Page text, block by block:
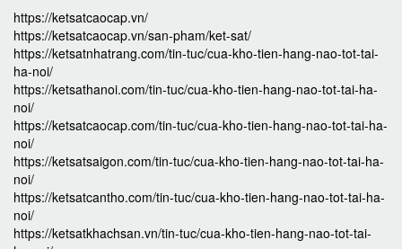
https://ketsatcaocap.vn/
https://ketsatcaocap.vn/san-pham/ket-sat/
https://ketsatnhatrang.com/tin-tuc/cua-kho-tien-hang-nao-tot-tai-
ha-noi/
https://ketsathanoi.com/tin-tuc/cua-kho-tien-hang-nao-tot-tai-ha-
noi/
https://ketsatcaocap.com/tin-tuc/cua-kho-tien-hang-nao-tot-tai-ha-
noi/
https://ketsatsaigon.com/tin-tuc/cua-kho-tien-hang-nao-tot-tai-ha-
noi/
https://ketsatcantho.com/tin-tuc/cua-kho-tien-hang-nao-tot-tai-ha-
noi/
https://ketsatkhachsan.vn/tin-tuc/cua-kho-tien-hang-nao-tot-tai-